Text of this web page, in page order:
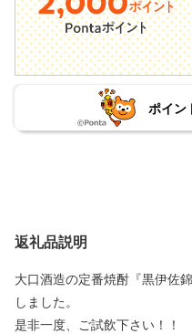
ポイン
返礼品説明
大口酒造の定番焼酎『黒伊佐
しました。
是非一度、ご試飲下さい！！